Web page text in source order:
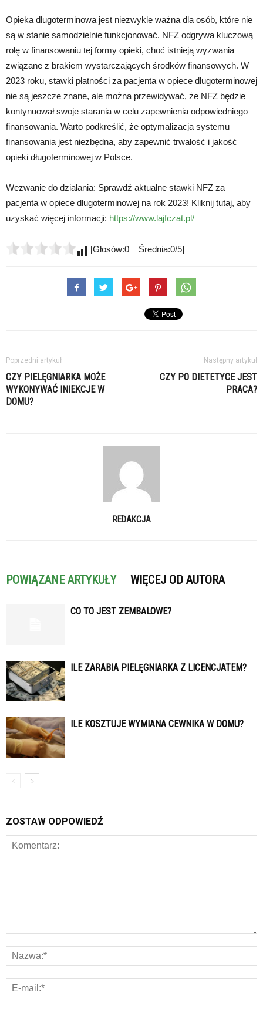
Opieka długoterminowa jest niezwykle ważna dla osób, które nie
są w stanie samodzielnie funkcjonować. NFZ odgrywa kluczową
rolę w finansowaniu tej formy opieki, choć istnieją wyzwania
związane z brakiem wystarczających środków finansowych. W
2023 roku, stawki płatności za pacjenta w opiece długoterminowej
nie są jeszcze znane, ale można przewidywać, że NFZ będzie
kontynuował swoje starania w celu zapewnienia odpowiedniego
finansowania. Warto podkreślić, że optymalizacja systemu
finansowania jest niezbędna, aby zapewnić trwałość i jakość
opieki długoterminowej w Polsce.
Wezwanie do działania: Sprawdź aktualne stawki NFZ za
pacjenta w opiece długoterminowej na rok 2023! Kliknij tutaj, aby
uzyskać więcej informacji: https://www.lajfczat.pl/
[Głosów:0 Średnia:0/5]
Poprzedni artykuł
CZY PIELĘGNIARKA MOŻE
WYKONYWAĆ INIEKCJE W
DOMU?
Następny artykuł
CZY PO DIETETYCE JEST
PRACA?
REDAKCJA
POWIĄZANE ARTYKUŁY WIĘCEJ OD AUTORA
CO TO JEST ZEMBALOWE?
ILE ZARABIA PIELĘGNIARKA Z LICENCJATEM?
ILE KOSZTUJE WYMIANA CEWNIKA W DOMU?
ZOSTAW ODPOWIEDŹ